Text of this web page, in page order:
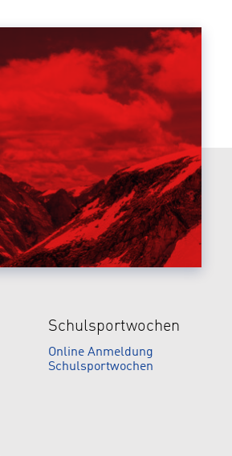
Schulsportwochen
Online Anmeldung
Schulsportwochen